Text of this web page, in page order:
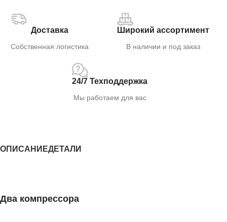
Доставка
Собственная логистика
Широкий ассортимент
В наличии и под заказ
24/7 Техподдержка
Мы работаем для вас
ОПИСАНИЕДЕТАЛИ
Два компрессора